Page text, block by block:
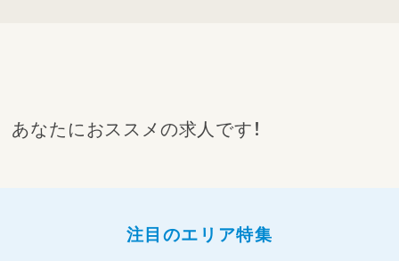
あなたにおススメの求人です！
注目のエリア特集